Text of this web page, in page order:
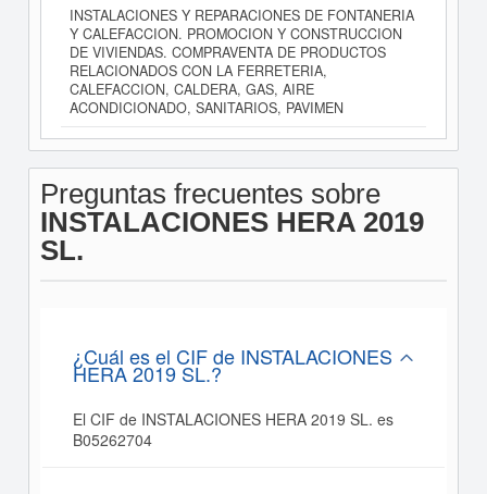
INSTALACIONES Y REPARACIONES DE FONTANERIA
Y CALEFACCION. PROMOCION Y CONSTRUCCION
DE VIVIENDAS. COMPRAVENTA DE PRODUCTOS
RELACIONADOS CON LA FERRETERIA,
CALEFACCION, CALDERA, GAS, AIRE
ACONDICIONADO, SANITARIOS, PAVIMEN
Preguntas frecuentes sobre
INSTALACIONES HERA 2019
SL.
¿Cuál es el CIF de INSTALACIONES
HERA 2019 SL.?
El CIF de INSTALACIONES HERA 2019 SL. es
B05262704